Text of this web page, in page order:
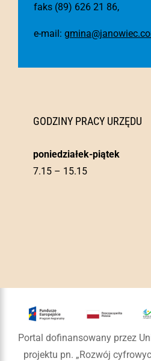
faks (89) 626 21 86,
e-mail:
GODZINY PRACY URZĘDU
poniedziałek-piątek
7.15 – 15.15
Portal dofinansowany przez
projektu pn. „Rozwój